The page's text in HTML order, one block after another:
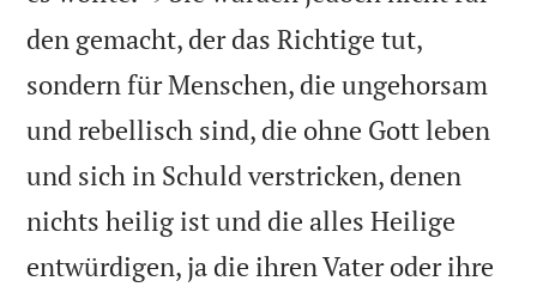
den gemacht, der das Richtige tut,
sondern für Menschen, die ungehorsam
und rebellisch sind, die ohne Gott leben
und sich in Schuld verstricken, denen
nichts heilig ist und die alles Heilige
entwürdigen, ja die ihren Vater oder ihre